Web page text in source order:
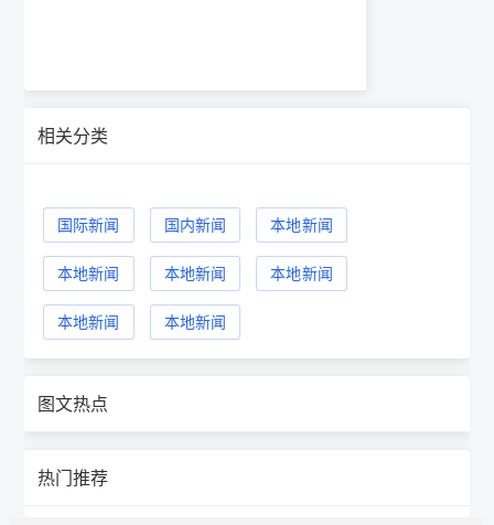
相关分类
国际新闻 国内新闻 本地新闻
本地新闻 本地新闻 本地新闻
本地新闻 本地新闻
图文热点
热门推荐